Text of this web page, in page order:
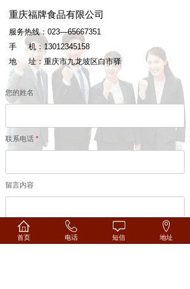
您的姓名
联系电话 *
留言内容
重庆福牌食品有限公司
服务热线：023—65667351
手 机：13012345158
地 址：重庆市九龙坡区白市驿
首页 电话 短信 地址